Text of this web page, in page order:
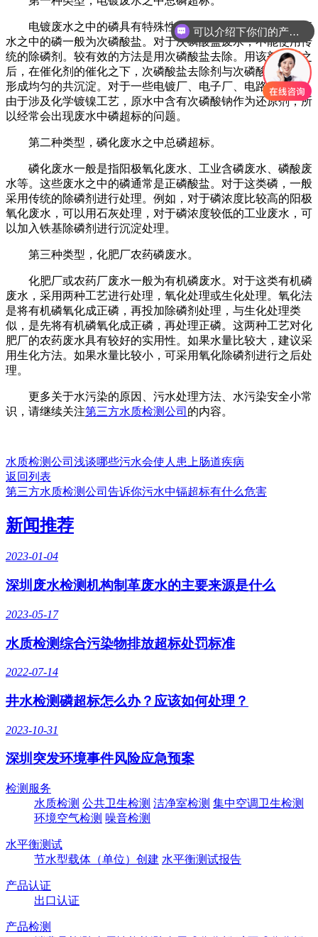
电镀废水之中的磷具有特殊性。与一般总磷不同，电镀废
水之中的磷一般为次磷酸盐。对于次磷酸盐废水，不能使用传
统的除磷剂。较有效的方法是用次磷酸盐去除。用该剂处理之
后，在催化剂的催化之下，次磷酸盐去除剂与次磷酸盐结合，
形成均匀的共沉淀。对于一些电镀厂、电子厂、电路板厂等，
由于涉及化学镀镍工艺，原水中含有次磷酸钠作为还原剂，所
以经常会出现废水中磷超标的问题。
第二种类型，磷化废水之中总磷超标。
磷化废水一般是指阳极氧化废水、工业含磷废水、磷酸废
水等。这些废水之中的磷通常是正磷酸盐。对于这类磷，一般
采用传统的除磷剂进行处理。例如，对于磷浓度比较高的阳极
氧化废水，可以用石灰处理，对于磷浓度较低的工业废水，可
以加入铁基除磷剂进行沉淀处理。
第三种类型，化肥厂农药磷废水。
化肥厂或农药厂废水一般为有机磷废水。对于这类有机磷
废水，采用两种工艺进行处理，氧化处理或生化处理。氧化法
是将有机磷氧化成正磷，再投加除磷剂处理，与生化处理类
似，是先将有机磷氧化成正磷，再处理正磷。这两种工艺对化
肥厂的农药废水具有较好的实用性。如果水量比较大，建议采
用生化方法。如果水量比较小，可采用氧化除磷剂进行之后处
理。
更多关于水污染的原因、污水处理方法、水污染安全小常
识，请继续关注第三方水质检测公司 的内容。
水质检测公司浅谈哪些污水会使人患上肠道疾病
返回列表
第三方水质检测公司告诉你污水中镉超标有什么危害
新闻推荐
2023-01-04
深圳废水检测机构制革废水的主要来源是什么
2023-05-17
水质检测综合污染物排放超标处罚标准
2022-07-14
井水检测磷超标怎么办？应该如何处理？
2023-10-31
深圳突发环境事件风险应急预案
检测服务
水质检测 公共卫生检测 洁净室检测 集中空调卫生检测
环境空气检测 噪音检测
水平衡测试
节水型载体（单位）创建 水平衡测试报告
产品认证
出口认证
产品检测
可以介绍下你们的产品么